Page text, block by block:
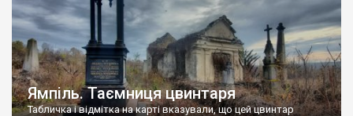
Ямпіль. Таємниця цвинтаря
Табличка і відмітка на карті вказували, що цей цвинтар